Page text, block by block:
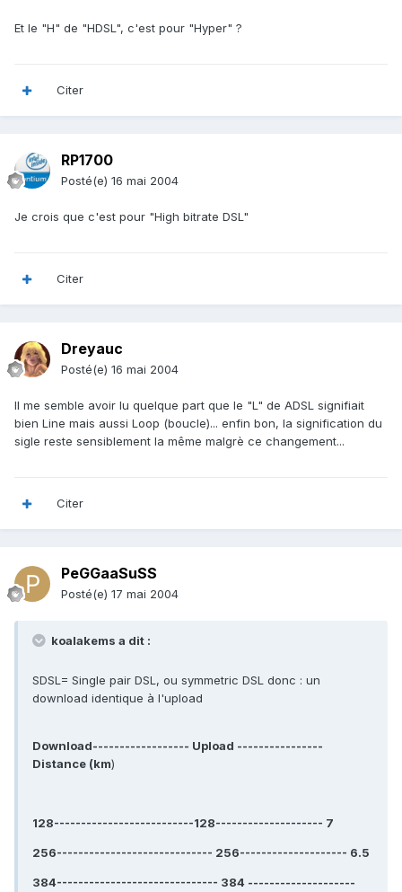
Et le "H" de "HDSL", c'est pour "Hyper" ?
Citer
RP1700
Posté(e) 16 mai 2004
Je crois que c'est pour "High bitrate DSL"
Citer
Dreyauc
Posté(e) 16 mai 2004
Il me semble avoir lu quelque part que le "L" de ADSL signifiait
bien Line mais aussi Loop (boucle)... enfin bon, la signification du
sigle reste sensiblement la même malgrè ce changement...
Citer
PeGGaaSuSS
Posté(e) 17 mai 2004
koalakems a dit :
SDSL= Single pair DSL, ou symmetric DSL donc : un
download identique à l'upload
Download------------------ Upload ----------------
Distance (km)
128--------------------------128-------------------- 7
256----------------------------- 256-------------------- 6.5
384------------------------------ 384 --------------------